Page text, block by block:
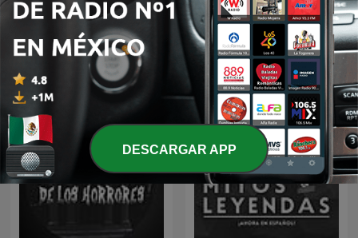
CRIMINALISTA
NOCTURNO
Crónicas de Crimen
DESCARGAR APP